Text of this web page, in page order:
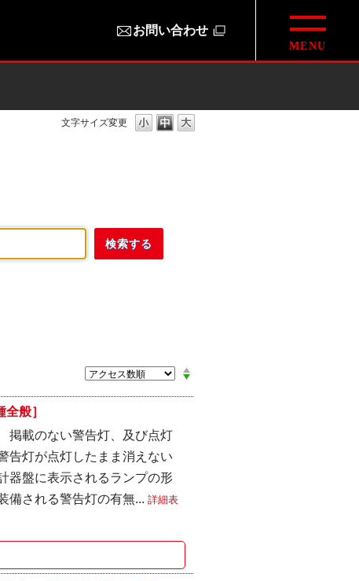
お問い合わせ
文字サイズ変更
般］
掲載のない警告灯、及び点灯
告灯が点灯したまま消えない
器盤に表示されるランプの形
備される警告灯の有無... 詳細表